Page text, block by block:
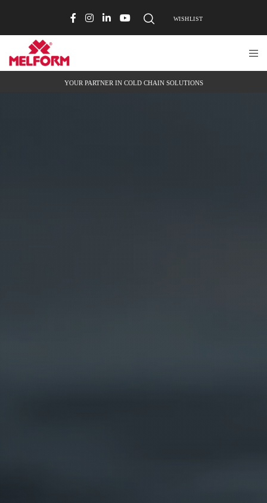
WISHLIST
YOUR PARTNER IN COLD CHAIN SOLUTIONS